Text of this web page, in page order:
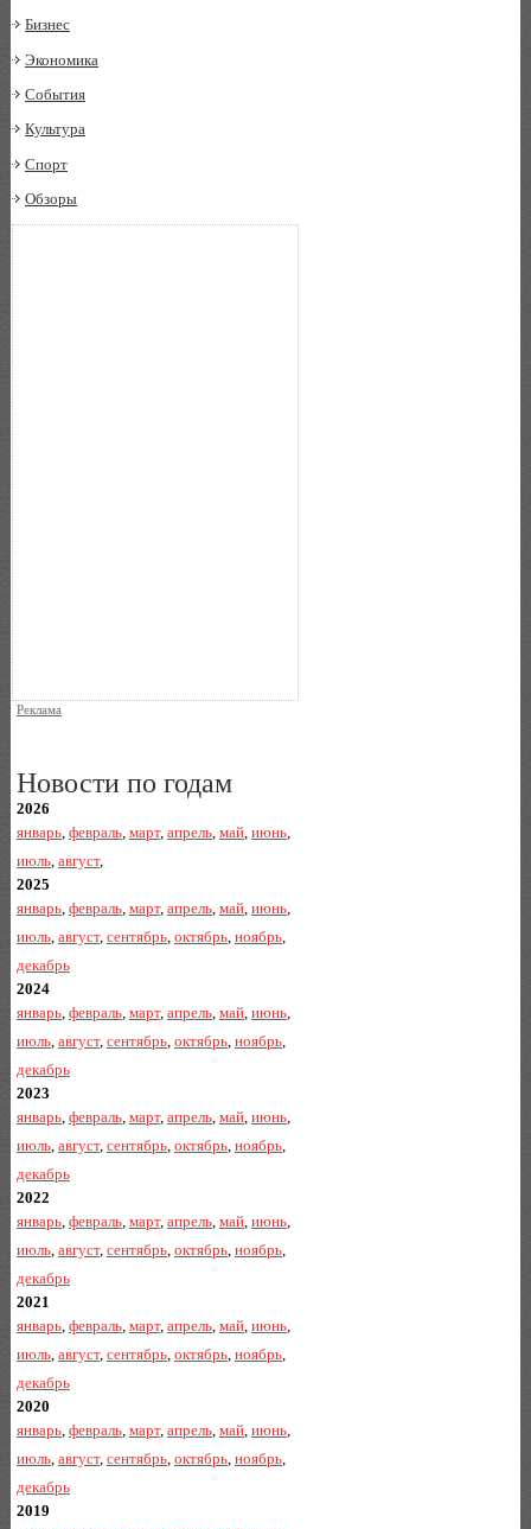
Бизнес
Экономика
События
Культура
Спорт
Обзоры
Реклама
Новости по годам
2026
январь, февраль, март, апрель, май, июнь,
июль, август,
2025
январь, февраль, март, апрель, май, июнь,
июль, август, сентябрь, октябрь, ноябрь,
декабрь
2024
январь, февраль, март, апрель, май, июнь,
июль, август, сентябрь, октябрь, ноябрь,
декабрь
2023
январь, февраль, март, апрель, май, июнь,
июль, август, сентябрь, октябрь, ноябрь,
декабрь
2022
январь, февраль, март, апрель, май, июнь,
июль, август, сентябрь, октябрь, ноябрь,
декабрь
2021
январь, февраль, март, апрель, май, июнь,
июль, август, сентябрь, октябрь, ноябрь,
декабрь
2020
январь, февраль, март, апрель, май, июнь,
июль, август, сентябрь, октябрь, ноябрь,
декабрь
2019